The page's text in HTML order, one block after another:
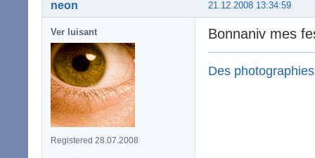
21.12.2008 13:34:59
neon
Ver luisant
Registered 28.07.2008
Bonnaniv mes
Des